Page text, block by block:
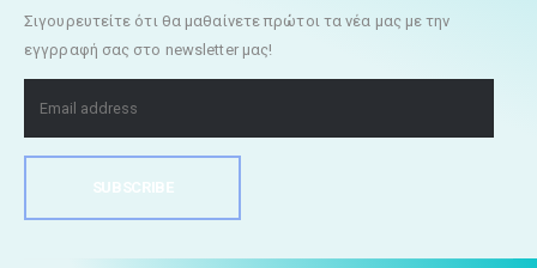
Σιγουρευτείτε ότι θα μαθαίνετε πρώτοι τα νέα μας με την
εγγρραφή σας στο newsletter μας!